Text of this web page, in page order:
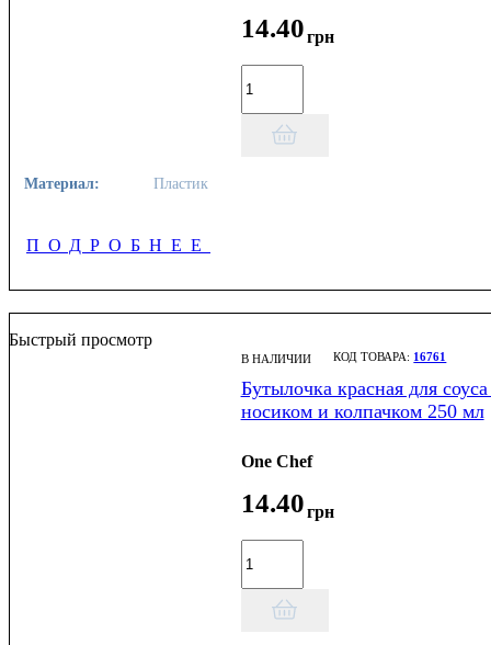
14.40грн
Материал: Пластик
ПОДРОБНЕЕ
Быстрый просмотр
В НАЛИЧИИ 16761
Бутылочка красная для соуса
носиком и колпачком 250 мл
One Chef
14.40грн